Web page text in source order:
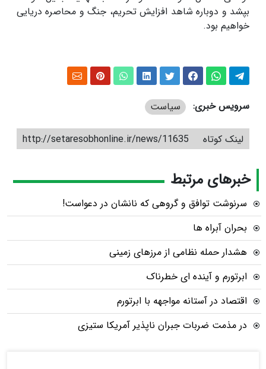
بپشد و دوباره شاهد افزایش تحریم، جنگ و محاصره دریایی
خواهیم بود.
سرویس خبری: سیاست
لینک کوتاه http://setaresobhonline.ir/news/11635
خبرهای مرتبط
سرنوشت توافق و گروهی که نانشان در دعواست!
بحران آبراه ها
هشدار حمله نظامی از مرزهای زمینی
ابرتورم و آینده ای خطرناک
اقتصاد در آستانه مواجهه با ابرتورم
در مذمت ضربات جبران ناپذیر آمریکا ستیزی